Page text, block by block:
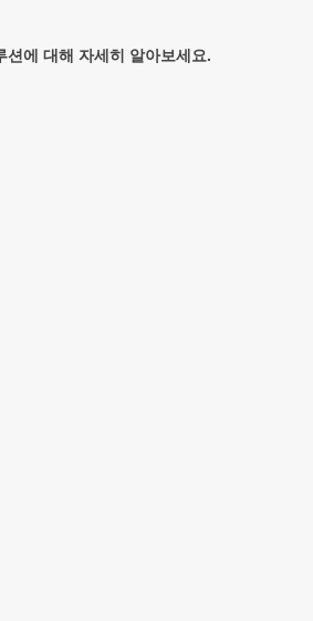
션에 대해 자세히 알아보세요.